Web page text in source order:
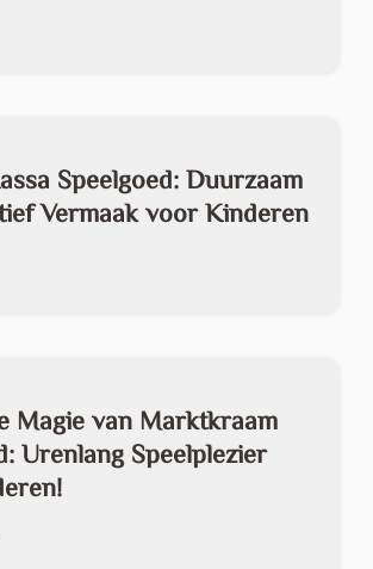
Speelgoed: Duurzaam
Vermaak voor Kinderen
Magie van Marktkraam
Urenlang Speelplezier